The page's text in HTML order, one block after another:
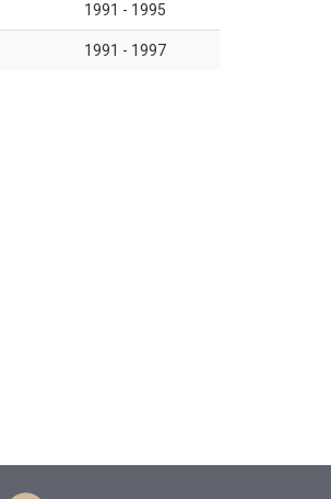
1991 - 1995
1991 - 1997